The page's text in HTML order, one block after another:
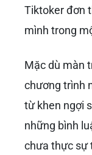
Tiktoker đơn
mình trong
Mặc dù màn
chương trình
từ khen ngợi
những bình
chưa thực sự